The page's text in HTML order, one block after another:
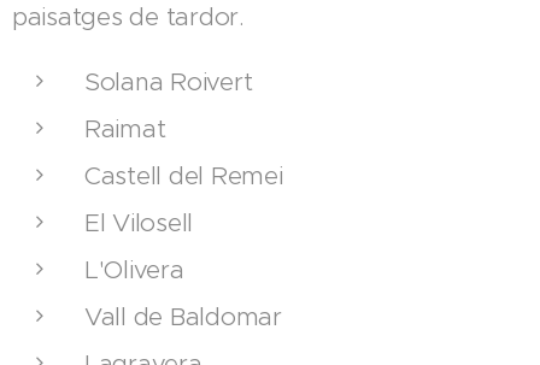
paisatges de tardor.
Solana Roivert
Raimat
Castell del Remei
El Vilosell
L'Olivera
Vall de Baldomar